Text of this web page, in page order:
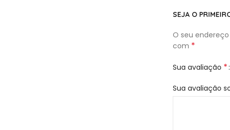
SEJA O
O seu
com *
Sua avaliação *
Sua avaliação